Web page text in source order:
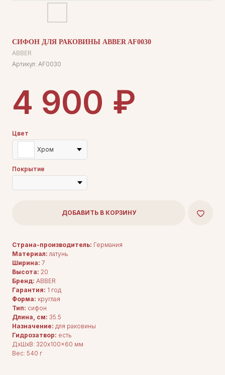
СИФОН ДЛЯ РАКОВИНЫ ABBER AF0030
ABBER
Артикул: AF0030
4 900 ₽
Цвет
Хром
Покрытие
ДОБАВИТЬ В КОРЗИНУ
Страна-производитель: Германия
Материал: латунь
Ширина: 7
Высота: 20
Бренд: ABBER
Гарантия: 1 год
Форма: круглая
Тип: сифон
Длина, см: 35.5
Назначение: для раковины
Гидрозатвор: есть
ДxШxВ: 320x100x60 мм
Вес: 540 г